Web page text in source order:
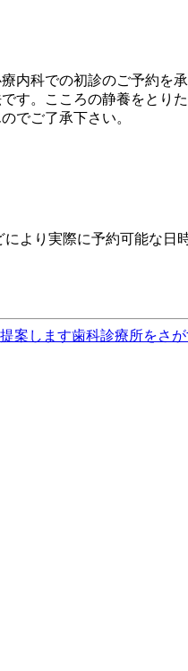
科での初診のご予約を
す。こころの静養をとり
でご了承下さい。
より実際に予約可能な日
案します歯科診療所をさが